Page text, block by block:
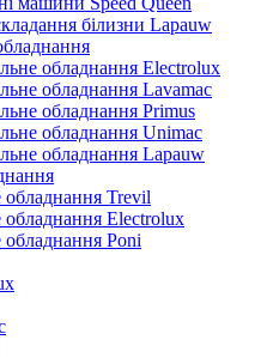
білизни Lapauw
обладнання Electrolux
обладнання Lavamac
обладнання Primus
обладнання Unimac
обладнання Lapauw
обладнання Trevil
обладнання Electrolux
Poni